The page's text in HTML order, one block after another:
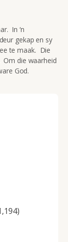
In ‘n
gekap en sy
te maak. Die
Om die waarheid
God.